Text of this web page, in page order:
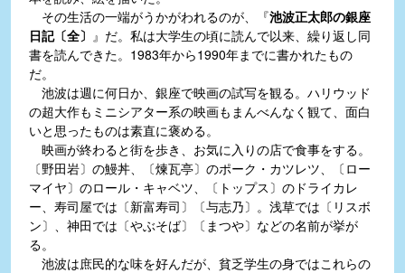
その生活の一端がうかがわれるのが、『池波正太郎の銀座
日記〔全〕 』だ。私は大学生の頃に読んで以来、繰り返し同
書を読んできた。1983年から1990年までに書かれたもの
だ。
池波は週に何日か、銀座で映画の試写を観る。ハリウッド
の超大作もミニシアター系の映画もまんべんなく観て、面白
いと思ったものは素直に褒める。
映画が終わると街を歩き、お気に入りの店で食事をする。
〔野田岩〕の鰻丼、〔煉瓦亭〕のポーク・カツレツ、〔ロー
マイヤ〕のロール・キャベツ、〔トップス〕のドライカレ
ー、寿司屋では〔新富寿司〕〔与志乃〕。浅草では〔リスボ
ン〕、神田では〔やぶそば〕〔まつや〕などの名前が挙が
る。
池波は庶民的な味を好んだが、貧乏学生の身ではこれらの